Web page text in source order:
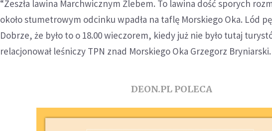
“Zeszła lawina Marchwicznym Żlebem. To lawina dość sporych
około stumetrowym odcinku wpadła na taflę Morskiego Oka. Lód
Dobrze, że było to o 18.00 wieczorem, kiedy już nie było tutaj
relacjonował leśniczy TPN znad Morskiego Oka Grzegorz Bryniarski.
DEON.PL POLECA